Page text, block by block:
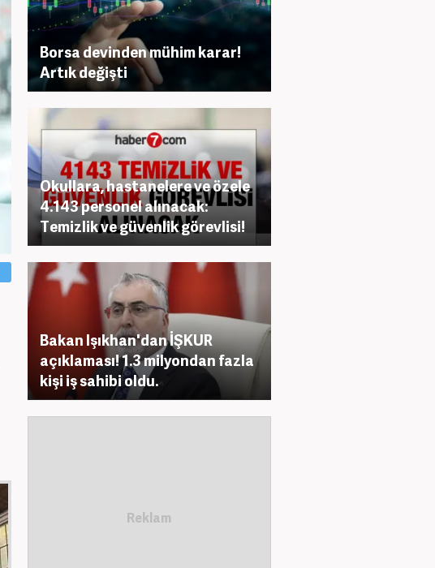
Borsa devinden mühim karar!
Artık değişti
Okullara, hastanelere ve özele
4.143 personel alınacak:
Temizlik ve güvenlik görevlisi!
Bakan Işıkhan'dan İŞKUR
açıklaması! 1.3 milyondan fazla
kişi iş sahibi oldu.